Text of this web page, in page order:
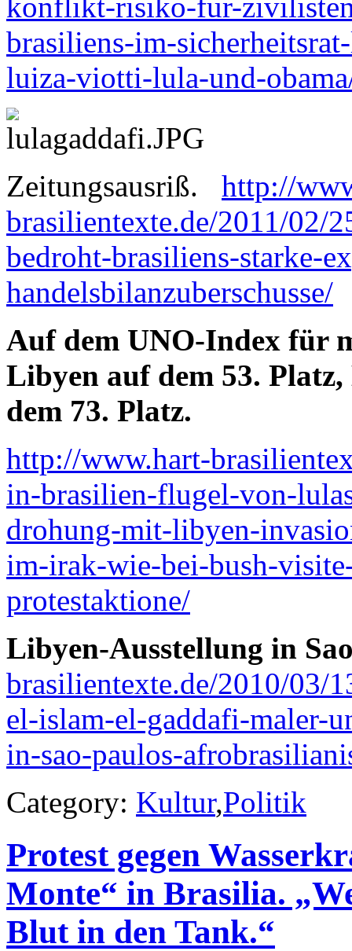
brasiliens-im-
luiza-viotti-lula-und-
Zeitungsausriß. http://
brasilientexte.de/2011/02/
bedroht-brasiliens-starke-
handelsbilanzuberschusse/
Auf dem UNO-Index für
Libyen auf dem 53.
dem 73. Platz.
http://www.hart-
in-brasilien-flugel-von-
drohung-mit-libyen-
im-irak-wie-bei-bush-
protestaktione/
Libyen-Ausstellung in
brasilientexte.de/2010/03/
el-islam-el-gaddafi-maler-
in-sao-paulos-
Category: Kultur,Politik
Protest gegen
Monte“ in Brasilia.
Blut in den Tank.“